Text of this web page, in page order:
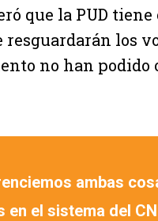
que la PUD tiene
resguardarán los
no han podido
ambas
el sistema del